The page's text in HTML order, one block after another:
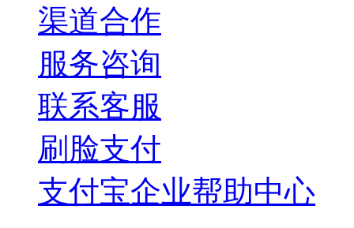
渠道合作
服务咨询
联系客服
刷脸支付
支付宝企业帮助中心